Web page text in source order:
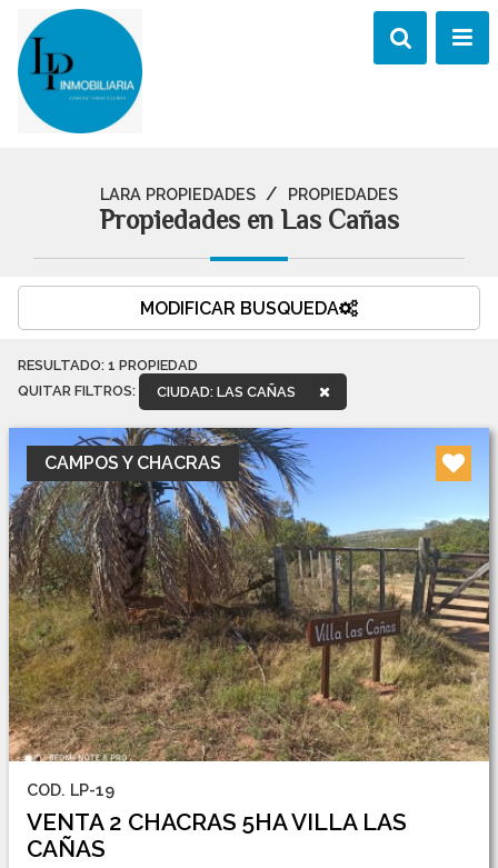
LARA PROPIEDADES / PROPIEDADES
Propiedades en Las Cañas
MODIFICAR BUSQUEDA
RESULTADO: 1 PROPIEDAD
QUITAR FILTROS:
CIUDAD: LAS CAÑAS
CAMPOS Y CHACRAS
COD. LP-19
VENTA 2 CHACRAS 5HA VILLA LAS
CAÑAS